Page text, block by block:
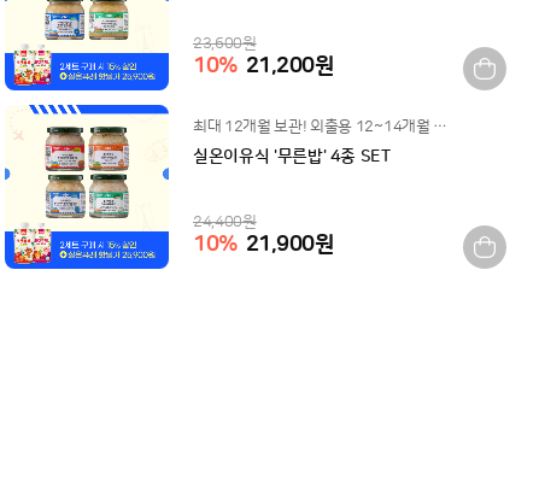
23,600원
10% 21,200원
최대 12개월 보관! 외출용 12~14개월 이유식
실온이유식 '무른밥' 4종 SET
24,400원
10% 21,900원